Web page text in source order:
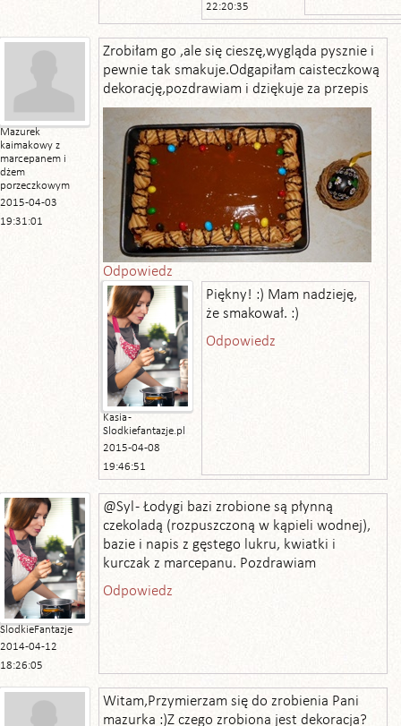
22:20:35
Mazurek
kaimakowy z
marcepanem i
dżem
porzeczkowym
2015-04-03
19:31:01
Zrobiłam go ,ale się cieszę,wygląda pysznie i
pewnie tak smakuje.Odgapiłam caisteczkową
dekorację,pozdrawiam i dziękuje za przepis
Odpowiedz
Kasia -
Slodkiefantazje.pl
2015-04-08
19:46:51
Piękny! :) Mam nadzieję,
że smakował. :)
Odpowiedz
SlodkieFantazje
2014-04-12
18:26:05
@Syl - Łodygi bazi zrobione są płynną
czekoladą (rozpuszczoną w kąpieli wodnej),
bazie i napis z gęstego lukru, kwiatki i
kurczak z marcepanu. Pozdrawiam
Odpowiedz
Witam,Przymierzam się do zrobienia Pani
mazurka :)Z czego zrobiona jest dekoracja?